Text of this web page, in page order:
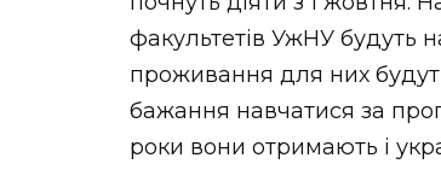
факультетів УжНУ будуть
проживання для них
бажання навчатися за
роки вони отримають і